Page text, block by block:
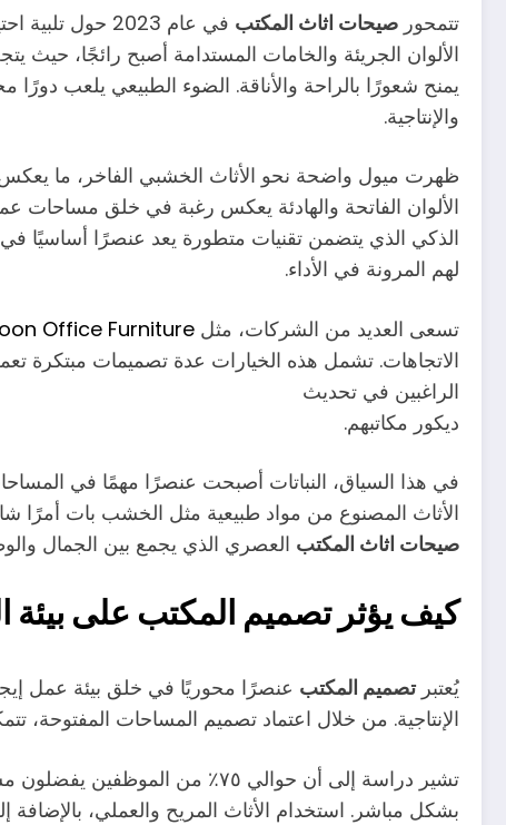
تتمحور صيحات اثاث المكتب
في عام 2023
الألوان الجريئة والخامات المستدامة أصبح رائجًا، حيث
يمنح شعورًا بالراحة والأناقة. الضوء الطبيعي يلعب
والإنتاجية.
ظهرت ميول واضحة نحو الأثاث الخشبي الفاخر، ما
الألوان الفاتحة والهادئة يعكس رغبة في خلق مساحات
الذكي الذي يتضمن تقنيات متطورة يعد عنصرًا أساسيًا
لهم المرونة في الأداء.
تسعى العديد من الشركات، مثل Office Furniture
الاتجاهات. تشمل هذه الخيارات عدة تصميمات مبتكرة
الراغبين في تحديث
ديكور مكاتبهم.
في هذا السياق، النباتات أصبحت عنصرًا مهمًا في المساحات
الأثاث المصنوع من مواد طبيعية مثل الخشب بات أمرًا
صيحات اثاث المكتب العصري الذي يجمع بين الجمال
كيف يؤثر تصميم المكتب على بيئة
يُعتبرتصميم المكتب عنصرًا محوريًا في خلق بيئة عمل
الإنتاجية. من خلال اعتماد تصميم المساحات المفتوحة،
تشير دراسة إلى أن حوالي ٧٥٪ من الموظفين يفضلون مساحات العمل المرنة، مما يؤثر على
بشكل مباشر. استخدام الأثاث المريح والعملي،